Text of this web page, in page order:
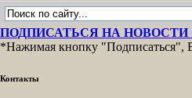
ПОДПИСАТЬСЯ НА НОВОСТИ
*Нажимая кнопку "Подписаться",
Контакты